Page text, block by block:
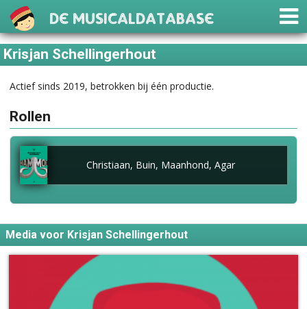
De Musicaldatabase
Krisjan Schellingerhout
Actief sinds 2019, betrokken bij één productie.
Rollen
Christiaan, Buin, Maanhond, Agar
Media voor Krisjan Schellingerhout